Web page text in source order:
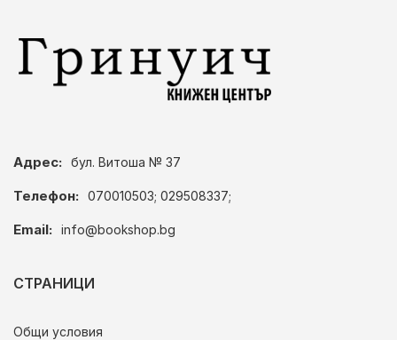
Адрес: бул. Витоша № 37
Телефон: 070010503; 029508337;
Email: info@bookshop.bg
СТРАНИЦИ
Общи условия